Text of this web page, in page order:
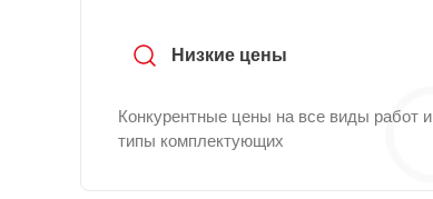
Низкие цены
Конкурентные цены на все виды работ и
типы комплектующих